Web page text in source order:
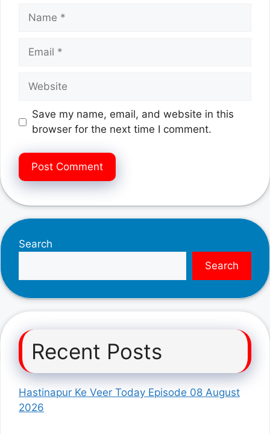
Name
Email
Website
Save my name, email, and website in this
browser for the next time I comment.
Search
Search
Recent Posts
Hastinapur Ke Veer Today Episode 08 August
2026